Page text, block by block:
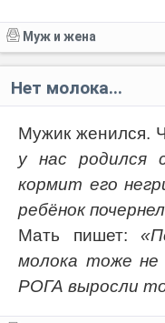
Муж и жена
Нет молока...
Мужик женился.
у нас родился
кормит его
ребёнок
Мать пишет:
молока тоже не
РОГА выросли